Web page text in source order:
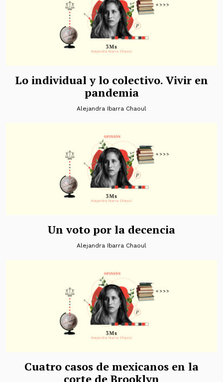
Lo individual y lo colectivo. Vivir en
pandemia
Alejandra Ibarra Chaoul
Un voto por la decencia
Alejandra Ibarra Chaoul
Cuatro casos de mexicanos en la
corte de Brooklyn